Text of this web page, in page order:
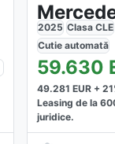
2025 Clasa CLE
Cutie automată
59.630
49.281 EUR + 21
Leasing de la
juridice.